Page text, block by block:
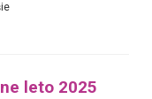
leto 2025